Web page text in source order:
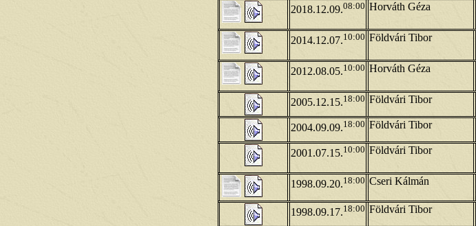
2018.12.09.08:00 Horváth Géza
2014.12.07.10:00 Földvári Tibor
2012.08.05.10:00 Horváth Géza
2005.12.15.18:00 Földvári Tibor
2004.09.09.18:00 Földvári Tibor
2001.07.15.10:00 Földvári Tibor
1998.09.20.18:00 Cseri Kálmán
1998.09.17.18:00 Földvári Tibor